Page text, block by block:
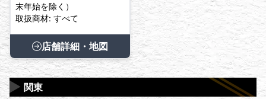
末年始を除く）
取扱商材: すべて
店舗詳細・地図
関東
▶